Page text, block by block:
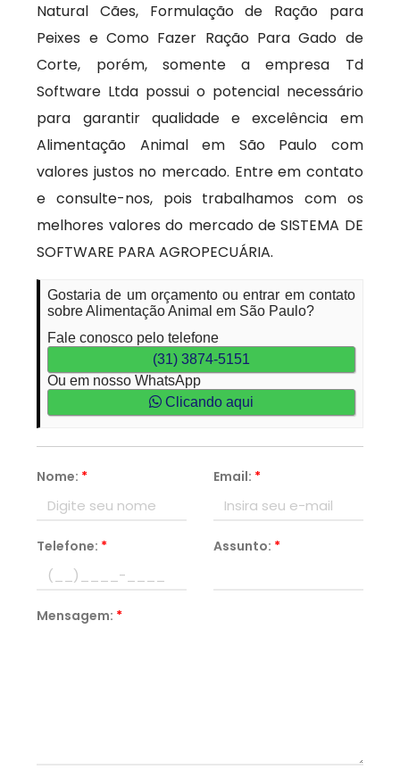
Natural Cães, Formulação de Ração para
Peixes e Como Fazer Ração Para Gado de
Corte, porém, somente a empresa Td
Software Ltda possui o potencial necessário
para garantir qualidade e excelência em
Alimentação Animal em São Paulo com
valores justos no mercado. Entre em contato
e consulte-nos, pois trabalhamos com os
melhores valores do mercado de SISTEMA DE
SOFTWARE PARA AGROPECUÁRIA.
Gostaria de um orçamento ou entrar em contato
sobre Alimentação Animal em São Paulo?
Fale conosco pelo telefone
(31) 3874-5151
Ou em nosso WhatsApp
Clicando aqui
Nome: * Email: *
Telefone: * Assunto: *
Mensagem: *